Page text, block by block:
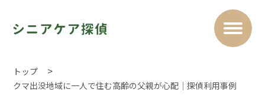
トップ
クマ出没地域に一人で住む高齢の父親が心配｜探偵利用事例